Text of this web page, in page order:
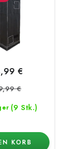
(9 Stk.)
€
€
KORB